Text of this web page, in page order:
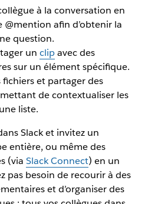
à la conversation en
@mention afin d’obtenir la
question.
un clipavec des
sur un élément spécifique.
fichiers et partager des
de contextualiser les
liste.
Slack et invitez un
entière, ou même des
(via Slack Connect) en un
pas besoin de recourir à des
et d’organiser des